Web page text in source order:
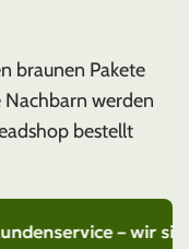
braunen Pakete
werden
bestellt
– wir sind für